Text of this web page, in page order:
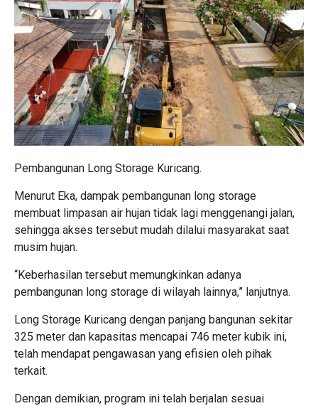
Pembangunan Long Storage Kuricang.
Menurut Eka, dampak pembangunan long storage
membuat limpasan air hujan tidak lagi menggenangi jalan,
sehingga akses tersebut mudah dilalui masyarakat saat
musim hujan.
“Keberhasilan tersebut memungkinkan adanya
pembangunan long storage di wilayah lainnya,” lanjutnya.
Long Storage Kuricang dengan panjang bangunan sekitar
325 meter dan kapasitas mencapai 746 meter kubik ini,
telah mendapat pengawasan yang efisien oleh pihak
terkait.
Dengan demikian, program ini telah berjalan sesuai